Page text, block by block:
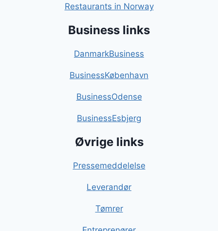
Restaurants in Norway
Business links
DanmarkBusiness
BusinessKøbenhavn
BusinessOdense
BusinessEsbjerg
Øvrige links
Pressemeddelelse
Leverandør
Tømrer